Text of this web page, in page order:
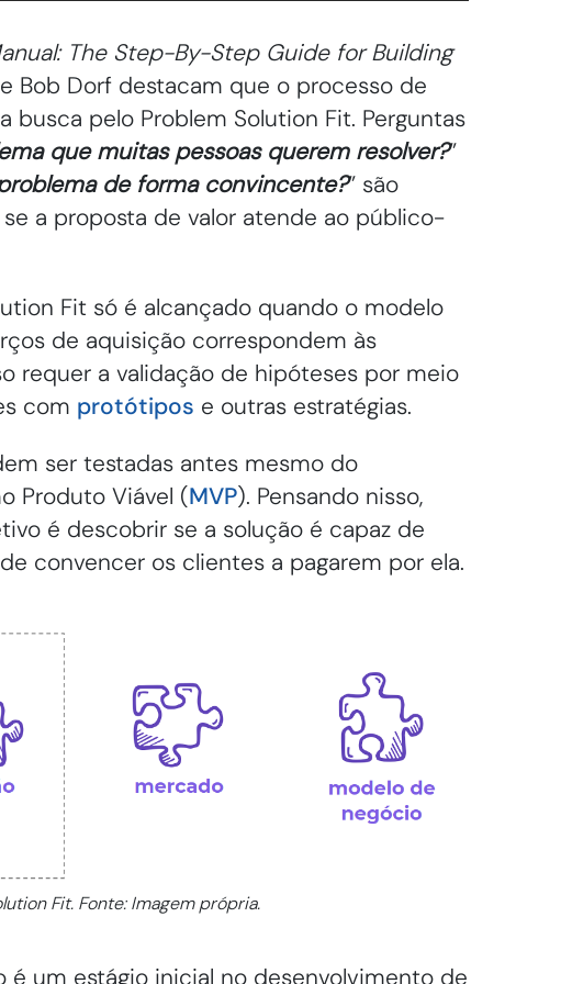
The Step-By-Step Guide for Building
Bob Dorf destacam que o processo de
busca pelo Problem Solution Fit. Perguntas
que muitas pessoas querem resolver?”
de forma convincente?” são
a proposta de valor atende ao público-
Fit só é alcançado quando o modelo
de aquisição correspondem às
requer a validação de hipóteses por meio
com protótipos e outras estratégias.
ser testadas antes mesmo do
Produto Viável (MVP). Pensando nisso,
é descobrir se a solução é capaz de
convencer os clientes a pagarem por ela.
Fit. Fonte: Imagem própria.
é um estágio inicial no desenvolvimento de